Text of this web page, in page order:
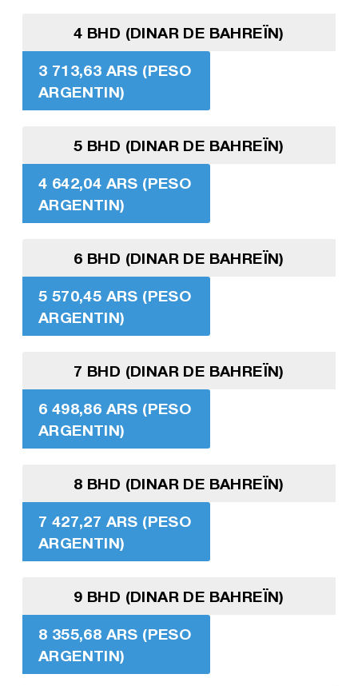
4 BHD (DINAR DE BAHREÏN)
3 713,63 ARS (PESO
ARGENTIN)
5 BHD (DINAR DE BAHREÏN)
4 642,04 ARS (PESO
ARGENTIN)
6 BHD (DINAR DE BAHREÏN)
5 570,45 ARS (PESO
ARGENTIN)
7 BHD (DINAR DE BAHREÏN)
6 498,86 ARS (PESO
ARGENTIN)
8 BHD (DINAR DE BAHREÏN)
7 427,27 ARS (PESO
ARGENTIN)
9 BHD (DINAR DE BAHREÏN)
8 355,68 ARS (PESO
ARGENTIN)